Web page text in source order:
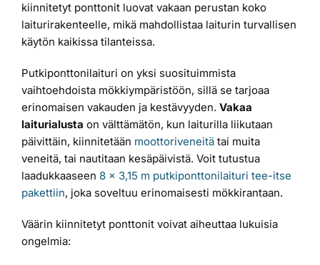
kiinnitetyt ponttonit luovat vakaan perustan koko
laiturirakenteelle, mikä mahdollistaa laiturin turvallisen
käytön kaikissa tilanteissa.
Putkiponttonilaituri on yksi suosituimmista
vaihtoehdoista mökkiympäristöön, sillä se tarjoaa
erinomaisen vakauden ja kestävyyden. Vakaa
laiturialusta on välttämätön, kun laiturilla liikutaan
päivittäin, kiinnitetään moottoriveneitä tai muita
veneitä, tai nautitaan kesäpäivistä. Voit tutustua
laadukkaaseen 8 x 3,15 m putkiponttonilaituri tee-itse
pakettiin, joka soveltuu erinomaisesti mökkirantaan.
Väärin kiinnitetyt ponttonit voivat aiheuttaa lukuisia
ongelmia: